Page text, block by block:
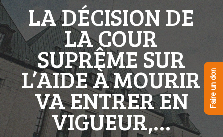
LA DÉCISION DE
LA COUR
SUPRÊME SUR
L’AIDE À MOURIR
VA ENTRER EN
VIGUEUR,…
Faire un don